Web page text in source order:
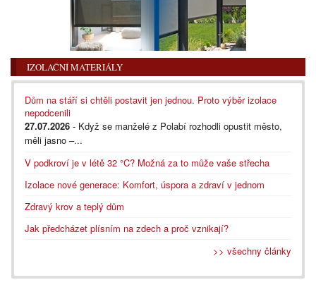
IZOLAČNÍ MATERIÁLY
Dům na stáří si chtěli postavit jen jednou. Proto výběr izolace
nepodcenili
27.07.2026 - Když se manželé z Polabí rozhodli opustit město,
měli jasno –...
V podkroví je v létě 32 °C? Možná za to může vaše střecha
Izolace nové generace: Komfort, úspora a zdraví v jednom
Zdravý krov a teplý dům
Jak předcházet plísním na zdech a proč vznikají?
>> všechny články